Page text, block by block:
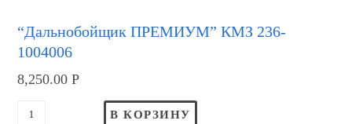
“Дальнобойщик ПРЕМИУМ” КМЗ 236-
1004006
8,250.00Р
В КОРЗИНУ